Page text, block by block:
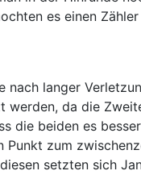
es einen
langer
werden, da die
die beiden es
zum
setzten sich